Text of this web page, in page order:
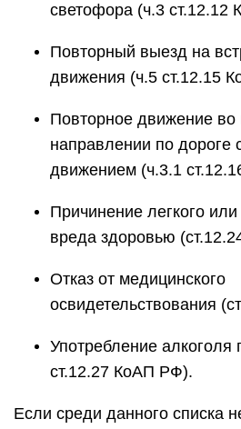
светофора (ч.3 ст.12.12
Повторный выезд на
движения (ч.5 ст.12.15
Повторное движение во
направлении по дороге
движением (ч.3.1
Причинение легкого
вреда здоровью
Отказ от медицинского
освидетельствования
Употребление
ст.12.27 КоАП РФ).
Если среди данного списка